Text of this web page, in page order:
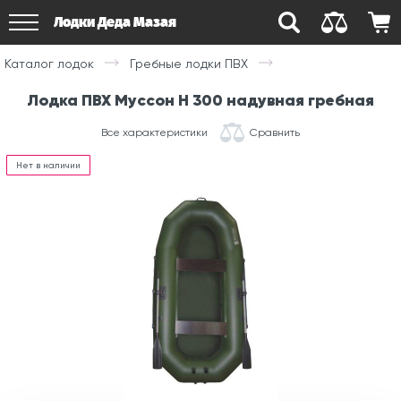
Лодки Деда Мазая
Каталог лодок Гребные лодки ПВХ
Лодка ПВХ Муссон Н 300 надувная гребная
Все характеристики Сравнить
Нет в наличии